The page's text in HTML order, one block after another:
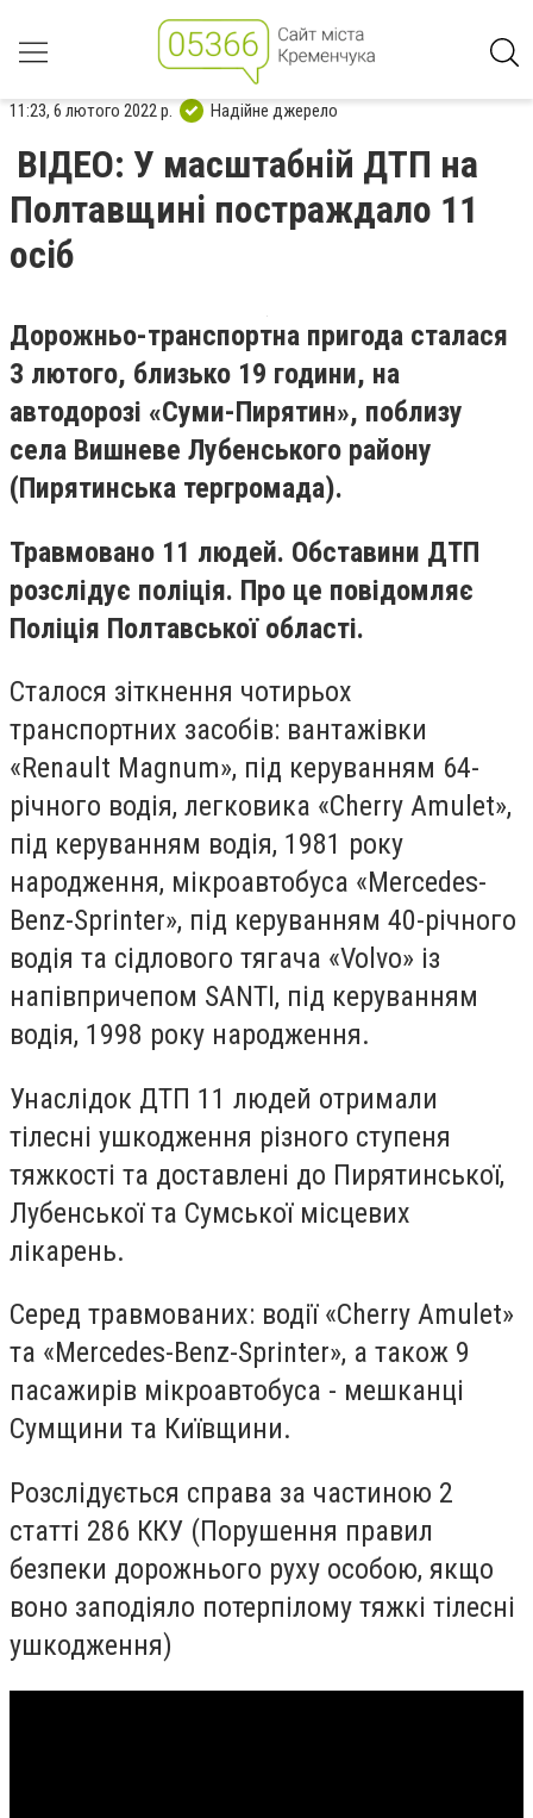
11:23, 6 лютого 2022 р. Надійне джерело
ВІДЕО: У масштабній ДТП на
Полтавщині постраждало 11
осіб
Дорожньо-транспортна пригода сталася
3 лютого, близько 19 години, на
автодорозі «Суми-Пирятин», поблизу
села Вишневе Лубенського району
(Пирятинська тергромада).
Травмовано 11 людей. Обставини ДТП
розслідує поліція. Про це повідомляє
Поліція Полтавської області.
Сталося зіткнення чотирьох
транспортних засобів: вантажівки
«Renault Magnum», під керуванням 64-
річного водія, легковика «Cherry Amulet»,
під керуванням водія, 1981 року
народження, мікроавтобуса «Mercedes-
Benz-Sprinter», під керуванням 40-річного
водія та сідлового тягача «Volvo» із
напівпричепом SANTI, під керуванням
водія, 1998 року народження.
Унаслідок ДТП 11 людей отримали
тілесні ушкодження різного ступеня
тяжкості та доставлені до Пирятинської,
Лубенської та Сумської місцевих
лікарень.
Серед травмованих: водії «Cherry Amulet»
та «Mercedes-Benz-Sprinter», а також 9
пасажирів мікроавтобуса - мешканці
Сумщини та Київщини.
Розслідується справа за частиною 2
статті 286 ККУ (Порушення правил
безпеки дорожнього руху особою, якщо
воно заподіяло потерпілому тяжкі тілесні
ушкодження)